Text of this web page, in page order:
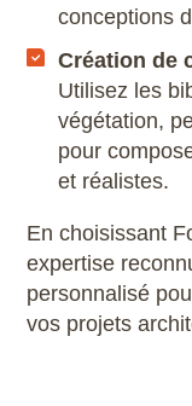
conceptions
Création de
Utilisez les
végétation,
pour
et réalistes.
En choisissant
expertise
personnalisé
vos projets